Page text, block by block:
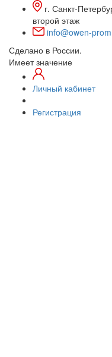
г. Санкт-
второй этаж
info@owen-
Сделано в России.
Имеет значение
Личный кабинет
Регистрация